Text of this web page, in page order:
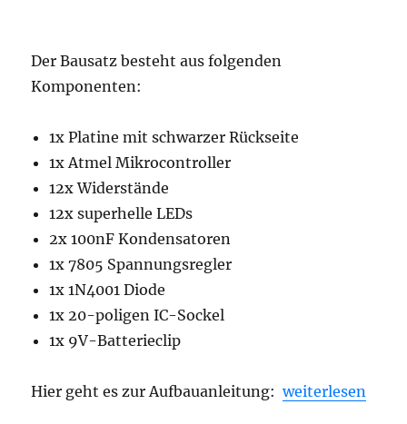
Der Bausatz besteht aus folgenden
Komponenten:
1x Platine mit schwarzer Rückseite
1x Atmel Mikrocontroller
12x Widerstände
12x superhelle LEDs
2x 100nF Kondensatoren
1x 7805 Spannungsregler
1x 1N4001 Diode
1x 20-poligen IC-Sockel
1x 9V-Batterieclip
Hier geht es zur Aufbauanleitung:weiterlesen